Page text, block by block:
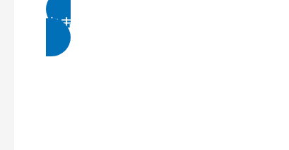
点击免费领取